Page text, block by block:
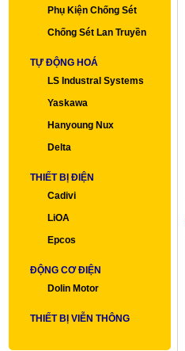
Phụ Kiện Chống Sét
Chống Sét Lan Truyền
TỰ ĐỘNG HOÁ
LS Industral Systems
Yaskawa
Hanyoung Nux
Delta
THIẾT BỊ ĐIỆN
Cadivi
LiOA
Epcos
ĐỘNG CƠ ĐIỆN
Dolin Motor
THIẾT BỊ VIỄN THÔNG